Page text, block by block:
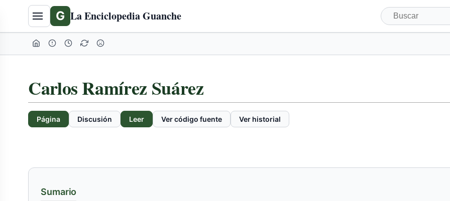
G La Enciclopedia Guanche
Carlos Ramírez Suárez
Página Discusión Leer Ver código fuente Ver historial
Sumario